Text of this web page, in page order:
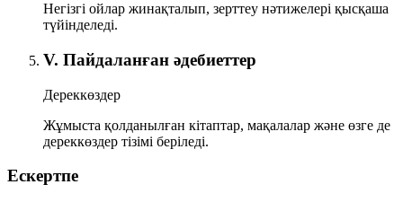
Негізгі ойлар жинақталып, зерттеу нәтижелері қысқаша
түйінделеді.
V. Пайдаланған әдебиеттер
Дереккөздер
Жұмыста қолданылған кітаптар, мақалалар және өзге де
дереккөздер тізімі беріледі.
Ескертпе